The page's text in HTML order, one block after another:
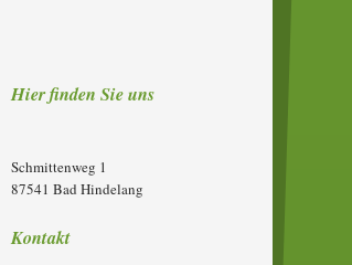
Hier finden Sie uns
Schmittenweg 1
87541 Bad Hindelang
Kontakt